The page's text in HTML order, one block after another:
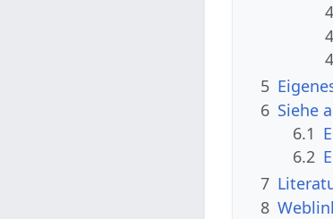
5
6 Siehe
6.1
6.2
7
8